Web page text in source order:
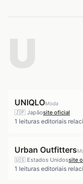
UNIQLOModa
🇯🇵 Japãosite oficial
1 leituras editoriais
Urban Outfitters
🇺🇸 Estados Unidossite
1 leituras editoriais